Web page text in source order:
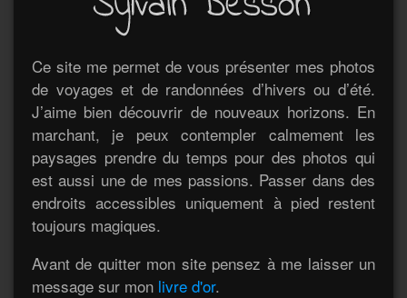
Ce site me permet de vous présenter mes photos
de voyages et de randonnées d’hivers ou d’été.
J’aime bien découvrir de nouveaux horizons. En
marchant, je peux contempler calmement les
paysages prendre du temps pour des photos qui
est aussi une de mes passions. Passer dans des
endroits accessibles uniquement à pied restent
toujours magiques.
Avant de quitter mon site pensez à me laisser un
message sur mon livre d'or.